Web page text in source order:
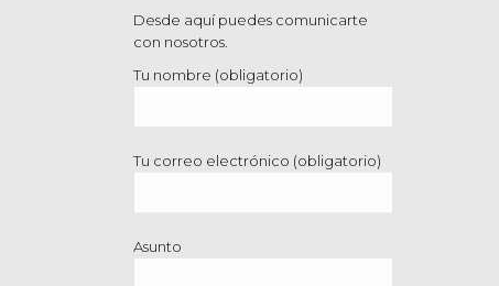
Desde aquí puedes comunicarte
con nosotros.
Tu nombre (obligatorio)
Tu correo electrónico (obligatorio)
Asunto